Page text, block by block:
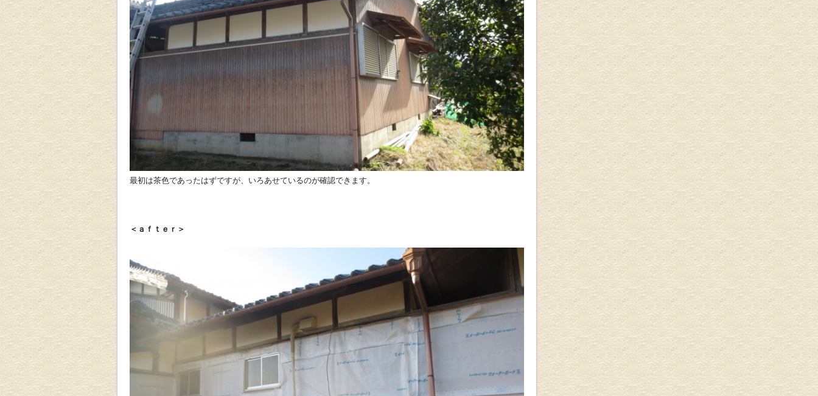
最初は茶色であったはずですが、いろあせているのが確認できます。
＜ａｆｔｅｒ＞